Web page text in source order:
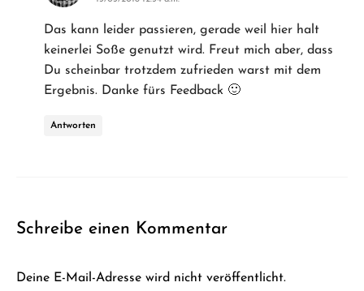
Das kann leider passieren, gerade weil hier halt
keinerlei Soße genutzt wird. Freut mich aber, dass
Du scheinbar trotzdem zufrieden warst mit dem
Ergebnis. Danke fürs Feedback 🙂
Antworten
Schreibe einen Kommentar
Deine E-Mail-Adresse wird nicht veröffentlicht.